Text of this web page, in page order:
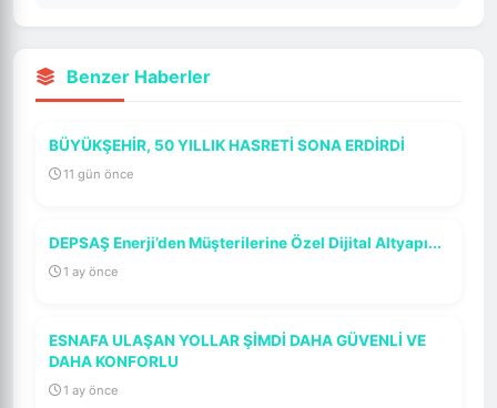
Benzer Haberler
BÜYÜKŞEHİR, 50 YILLIK HASRETİ SONA ERDİRDİ
11 gün önce
DEPSAŞ Enerji’den Müşterilerine Özel Dijital Altyapı...
1 ay önce
ESNAFA ULAŞAN YOLLAR ŞİMDİ DAHA GÜVENLİ VE
DAHA KONFORLU
1 ay önce